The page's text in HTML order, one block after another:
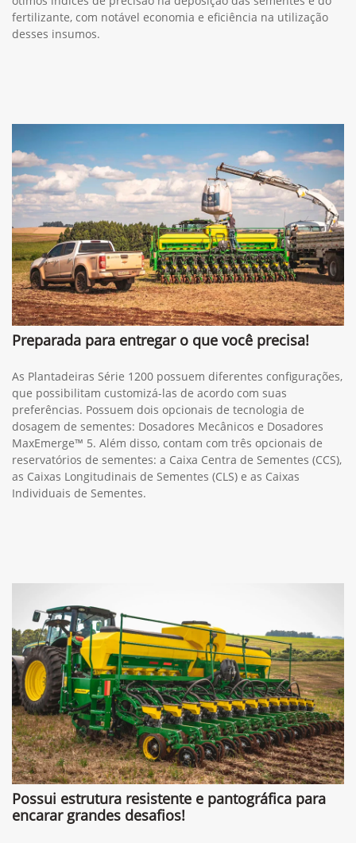
fertilizante, com notável economia e eficiência na utilização
desses insumos.
Preparada para entregar o que você precisa!
As Plantadeiras Série 1200 possuem diferentes configurações,
que possibilitam customizá-las de acordo com suas
preferências. Possuem dois opcionais de tecnologia de
dosagem de sementes: Dosadores Mecânicos e Dosadores
MaxEmerge™ 5. Além disso, contam com três opcionais de
reservatórios de sementes: a Caixa Centra de Sementes (CCS),
as Caixas Longitudinais de Sementes (CLS) e as Caixas
Individuais de Sementes.
Possui estrutura resistente e pantográfica para
encarar grandes desafios!